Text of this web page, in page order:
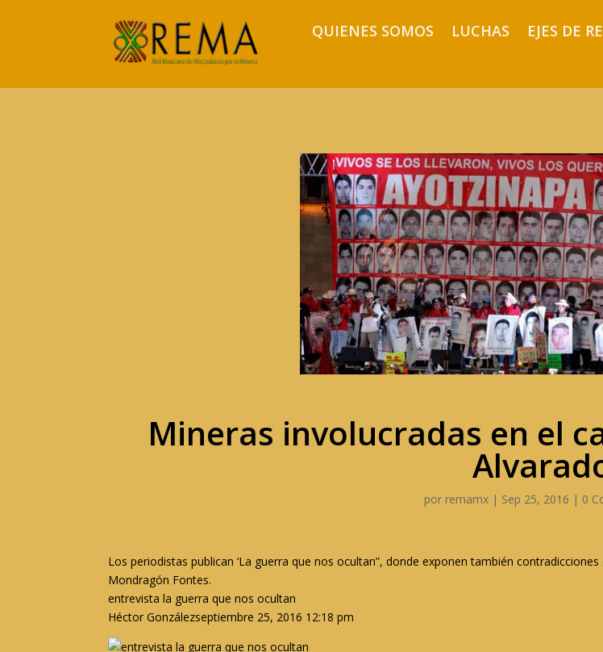
QUIENES SOMOS LUCHAS EJES DE
Mineras involucradas en el
por remamx | Sep 25, 2016 | 0
Los periodistas publican ‘La guerra que nos ocultan”, donde exponen también
Mondragón Fontes.
entrevista la guerra que nos ocultan
Héctor Gonzálezseptiembre 25, 2016 12:18 pm